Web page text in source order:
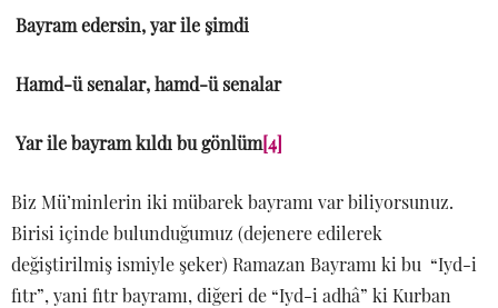
Bayram edersin, yar ile şimdi
Hamd-ü senalar, hamd-ü senalar
Yar ile bayram kıldı bu gönlüm[4]
Biz Mü’minlerin iki mübarek bayramı var biliyorsunuz.
Birisi içinde bulunduğumuz (dejenere edilerek
değiştirilmiş ismiyle şeker) Ramazan Bayramı ki bu “Iyd-i
fıtr”, yani fıtr bayramı, diğeri de “Iyd-i adhâ” ki Kurban